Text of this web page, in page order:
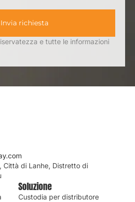
Invia richiesta
e tutte le informazioni
Città di Lanhe, Distretto di
Soluzione
Custodia per distributore